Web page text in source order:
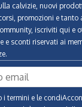
calvizie, nuovi
promozioni e tanto
iscriviti qui e
e sconti riservati ai
i termini e le